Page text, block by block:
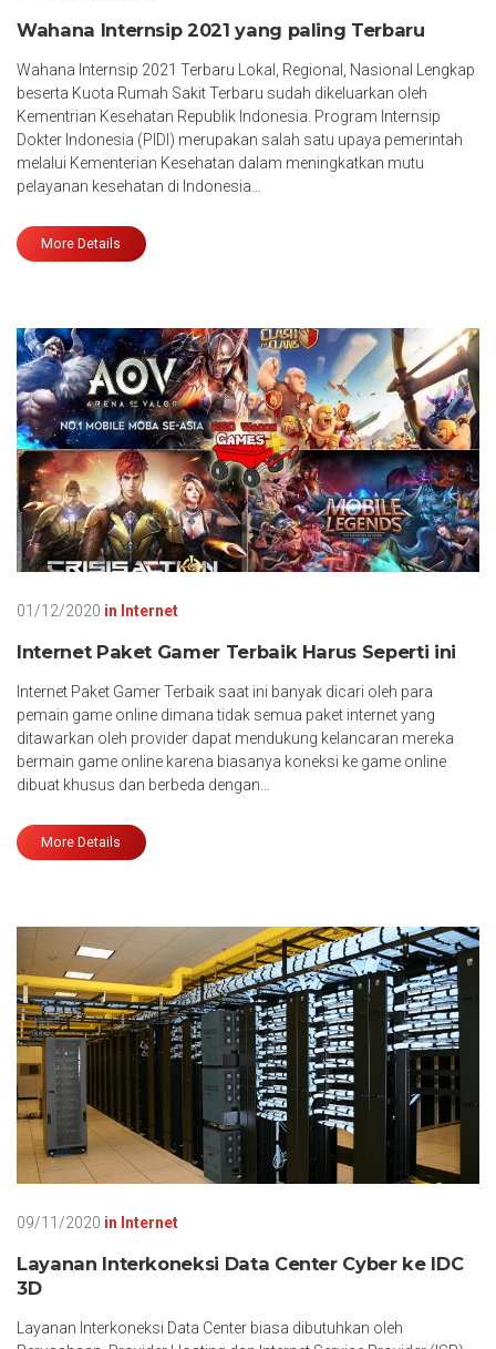
Wahana Internsip 2021 yang paling Terbaru
Wahana Internsip 2021 Terbaru Lokal, Regional, Nasional Lengkap
beserta Kuota Rumah Sakit Terbaru sudah dikeluarkan oleh
Kementrian Kesehatan Republik Indonesia. Program Internsip
Dokter Indonesia (PIDI) merupakan salah satu upaya pemerintah
melalui Kementerian Kesehatan dalam meningkatkan mutu
pelayanan kesehatan di Indonesia…
More Details
01/12/2020 in Internet
Internet Paket Gamer Terbaik Harus Seperti ini
Internet Paket Gamer Terbaik saat ini banyak dicari oleh para
pemain game online dimana tidak semua paket internet yang
ditawarkan oleh provider dapat mendukung kelancaran mereka
bermain game online karena biasanya koneksi ke game online
dibuat khusus dan berbeda dengan…
More Details
09/11/2020 in Internet
Layanan Interkoneksi Data Center Cyber ke IDC
3D
Layanan Interkoneksi Data Center biasa dibutuhkan oleh